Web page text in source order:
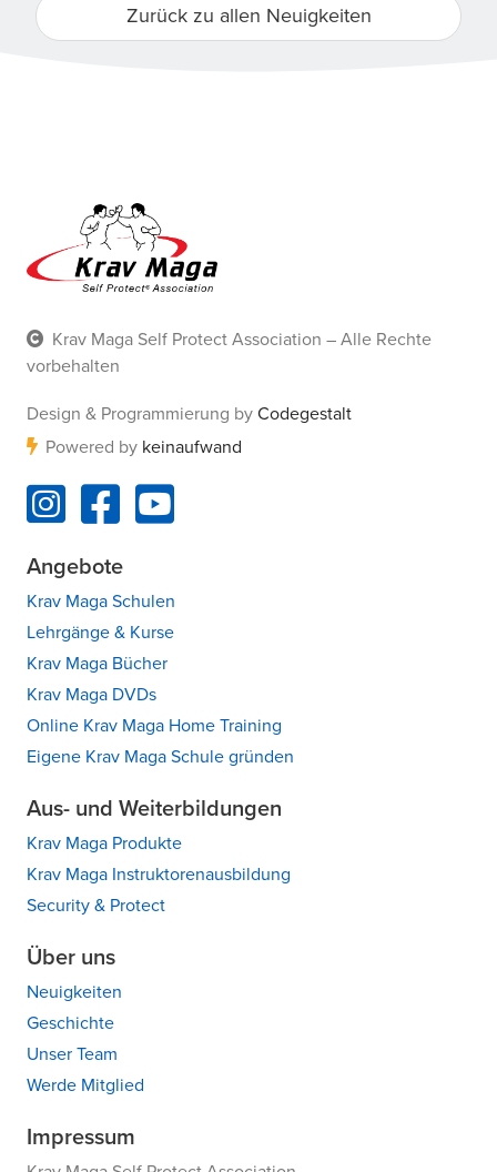
Zurück zu allen Neuigkeiten
Krav Maga Self Protect Association – Alle Rechte
vorbehalten
Design & Programmierung by Codegestalt
Powered by keinaufwand
Angebote
Krav Maga Schulen
Lehrgänge & Kurse
Krav Maga Bücher
Krav Maga DVDs
Online Krav Maga Home Training
Eigene Krav Maga Schule gründen
Aus- und Weiterbildungen
Krav Maga Produkte
Krav Maga Instruktorenausbildung
Security & Protect
Über uns
Neuigkeiten
Geschichte
Unser Team
Werde Mitglied
Impressum